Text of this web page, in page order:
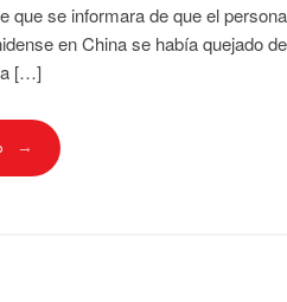
que se informara de que el
en China se había quejado de
a […]
→